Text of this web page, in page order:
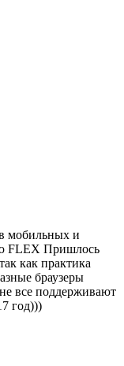
мобильных и
FLEX Пришлось
как практика
браузеры
все поддерживают
год)))